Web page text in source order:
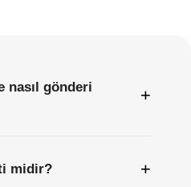
nasıl gönderi
+
midir? +